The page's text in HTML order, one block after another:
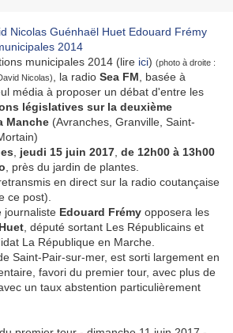
municipales 2014 (lire ici) (photo à droite :
Nicolas)
, la radio Sea FM , basée à
média à proposer un débat d'entre les
législatives sur la deuxième
Manche (Avranches, Granville, Saint-
jeudi 15 juin 2017 de 12h00 à 13h00
, près du jardin de plantes.
en direct sur la radio coutançaise
ce post).
journaliste Edouard Frémy opposera les
, député sortant Les Républicains et
La République en Marche.
Saint-Pair-sur-mer, est sorti largement en
favori du premier tour, avec plus de
un taux abstention particulièrement